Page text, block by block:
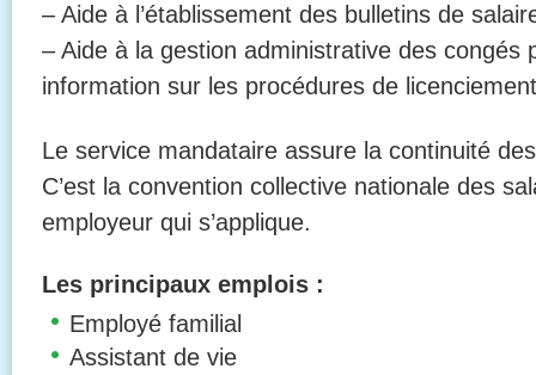
– Aide à l’établissement des bulletins de
– Aide à la gestion administrative des congés
information sur les procédures de
Le service mandataire assure la continuité
C’est la convention collective nationale des
employeur qui s’applique.
Les principaux emplois :
Employé familial
Assistant de vie